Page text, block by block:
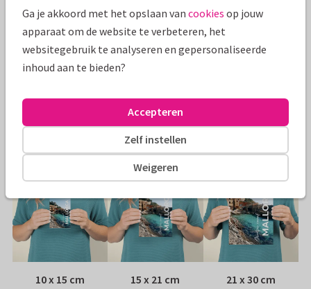
Specificaties bij deze kaart
Papiersoort: Kies uit 6 luxe papiersoorten
Adres: Achterop de kaart
Formaten
10 x 15 cm 15 x 21 cm 21 x 30 cm
Ga je akkoord met het opslaan van cookies op jouw
apparaat om de website te verbeteren, het
websitegebruik te analyseren en gepersonaliseerde
inhoud aan te bieden?
Weigeren
Zelf instellen
Accepteren